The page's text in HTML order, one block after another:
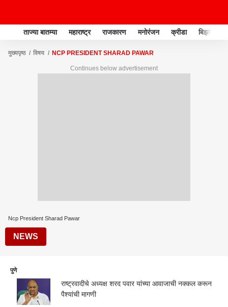
ताज्या बातम्या महाराष्ट्र राजकारण मनोरंजन क्रीडा बिझनेस
मुख्यपृष्ठ विषय NCP PRESIDENT SHARAD PAWAR
Continues below advertisement
Ncp President Sharad Pawar
NEWS
पुणे
राष्ट्रवादीचे अध्यक्ष शरद पवार यांच्या आवाजाची नक्कल करून
पैश्यांची मागणी